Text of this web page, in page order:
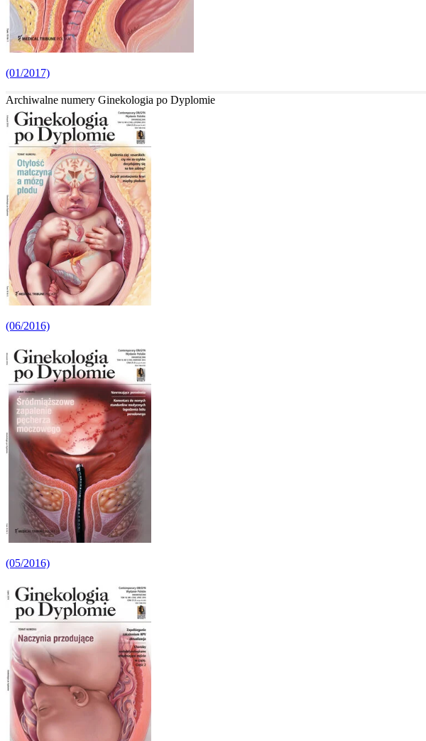
(01/2017)
Archiwalne numery Ginekologia po Dyplomie
(06/2016)
(05/2016)